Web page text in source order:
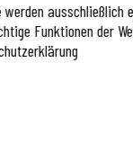
-
Stand
Benachrichtigunge
werden ausschließlich
Funktionen der